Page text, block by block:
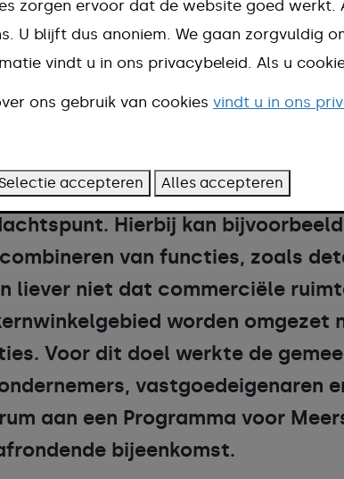
willen opwaarderen en
een levendige ontmoetingsplaats
winkels. Een
vormgeven van het
of andere mogelijkheden is
Hierbij kan
van functies, zoals
liever niet dat commerciële
worden omgezet
Voor dit doel werkte de
vastgoedeigenaren
aan een Programma voor
bijeenkomst.
zorgen ervoor dat de website goed
U blijft dus anoniem. We gaan zorgvuldig
vindt u in ons privacybeleid. Als u
ons gebruik van cookies vindt u in ons
accepteren Alles accepteren